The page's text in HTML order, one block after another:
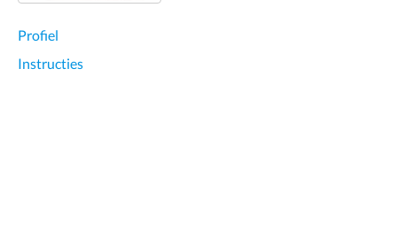
Profiel
Instructies